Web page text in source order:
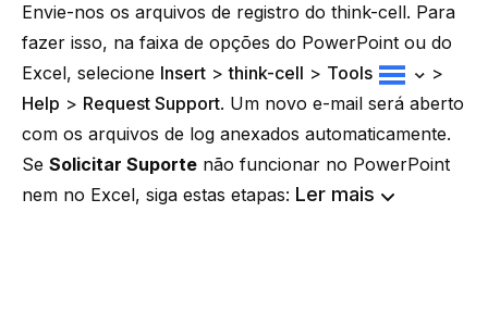
Envie-nos os arquivos de registro do think-cell. Para
fazer isso, na faixa de opções do PowerPoint ou do
Excel, selecione Insert >think-cell > Tools
>
Help > Request Support. Um novo e-mail será aberto
com os arquivos de log anexados automaticamente.
Se Solicitar Suporte não funcionar no PowerPoint
nem no Excel, siga estas etapas: Ler mais